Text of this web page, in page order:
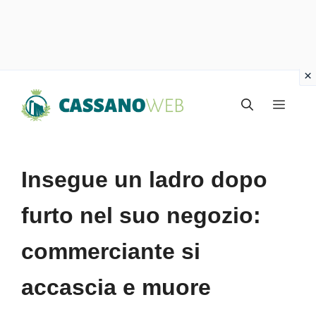
Menu
Insegue un ladro dopo
furto nel suo negozio:
commerciante si
accascia e muore